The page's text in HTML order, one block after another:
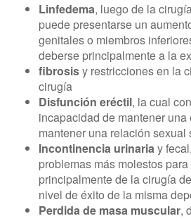
Linfedema, luego de la
puede presentarse un
genitales o miembros
deberse principalmente a la
fibrosisy restricciones en la
cirugía
Disfunción eréctil, la cual
incapacidad de mantener
mantener una relación sexual
Incontinencia urinariay
problemas más molestos
principalmente de la cirugía
nivel de éxito de la misma
Perdida de masa muscular,